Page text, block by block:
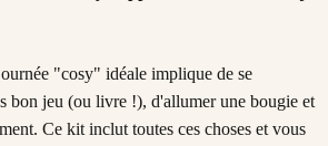
"cosy" idéale implique de se
bon jeu (ou livre !), d'allumer une bougie et
Ce kit inclut toutes ces choses et vous